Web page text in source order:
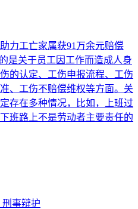
力工亡家属获91万余元赔偿
是关于员工因工作而造成人身
的认定、工伤申报流程、工伤
、工伤不赔偿维权等方面。关
存在多种情况，比如，上班过
班路上不是劳动者主要责任的
事辩护